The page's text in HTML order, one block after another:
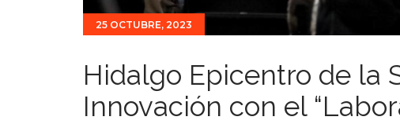
25 OCTUBRE, 2023
Hidalgo Epicentro de la
Innovación con el